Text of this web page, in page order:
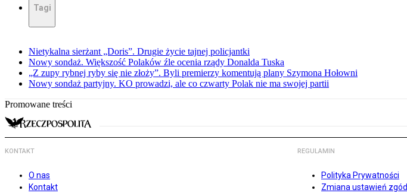
Tagi
Nietykalna sierżant „Doris”. Drugie życie tajnej policjantki
Nowy sondaż. Większość Polaków źle ocenia rządy Donalda Tuska
„Z zupy rybnej ryby się nie złoży”. Byli premierzy komentują plany Szymona Hołowni
Nowy sondaż partyjny. KO prowadzi, ale co czwarty Polak nie ma swojej partii
Promowane treści
KONTAKT
O nas
Kontakt
REGULAMIN
Polityka Prywatności
Zmiana ustawień zgód